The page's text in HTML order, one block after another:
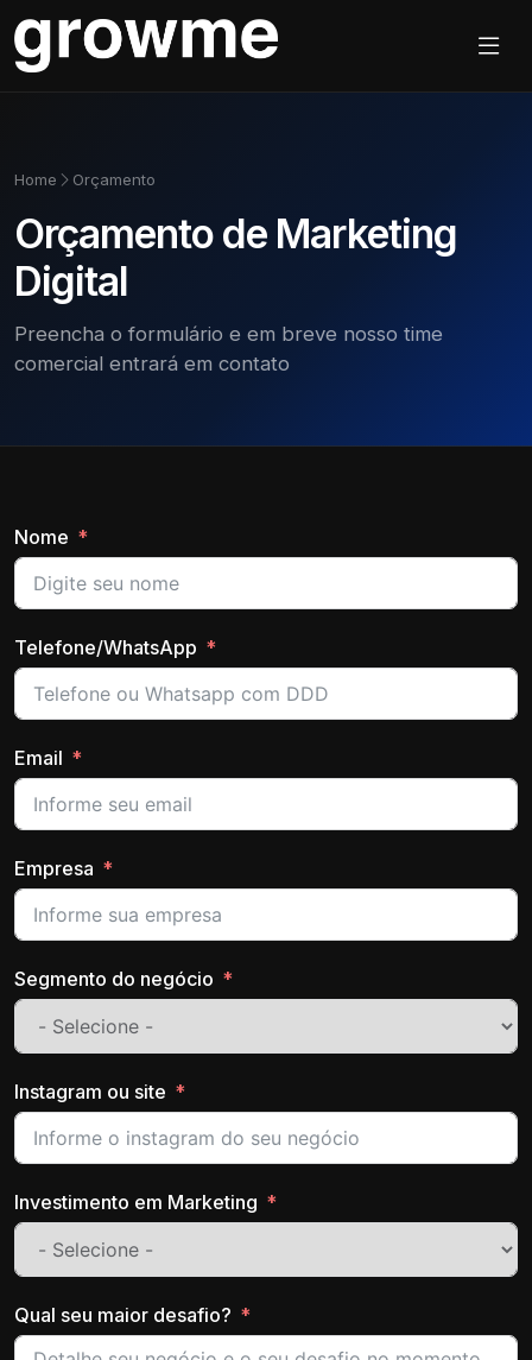
Home Orçamento
Orçamento de Marketing
Digital
Preencha o formulário e em breve nosso time
comercial entrará em contato
Nome
Telefone/WhatsApp
Email
Empresa
Segmento do negócio
Instagram ou site
Investimento em Marketing
Qual seu maior desafio?